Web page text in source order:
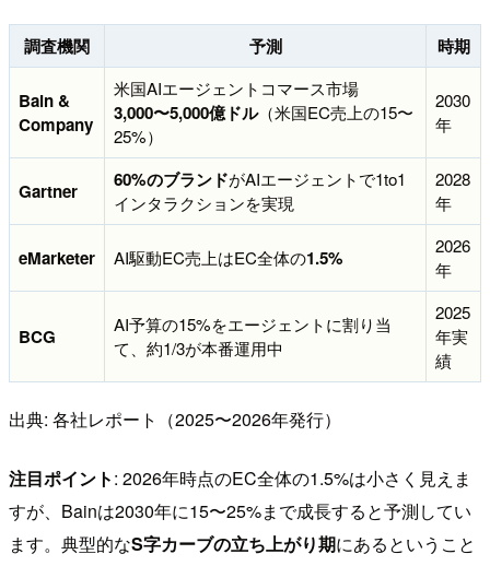
調査機関 予測 時期
Bain &
Company
米国AIエージェントコマース市場
3,000〜5,000億ドル（米国EC売上の15〜
25%）
2030
年
Gartner 60%のブランドがAIエージェントで1to1
インタラクションを実現
2028
年
eMarketer AI駆動EC売上はEC全体の1.5%
2026
年
BCG
AI予算の15%をエージェントに割り当
て、約1/3が本番運用中
2025
年実
績
出典: 各社レポート（2025〜2026年発行）
注目ポイント: 2026年時点のEC全体の1.5%は小さく見えま
すが、Bainは2030年に15〜25%まで成長すると予測してい
ます。典型的なS字カーブの立ち上がり期にあるということ